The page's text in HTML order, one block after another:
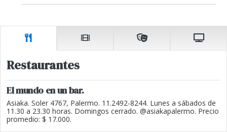
Restaurantes
El mundo en un bar.
Asiaka. Soler 4767, Palermo. 11.2492-8244. Lunes a sábados de
11.30 a 23.30 horas. Domingos cerrado. @asiakapalermo. Precio
promedio: $ 17.000.